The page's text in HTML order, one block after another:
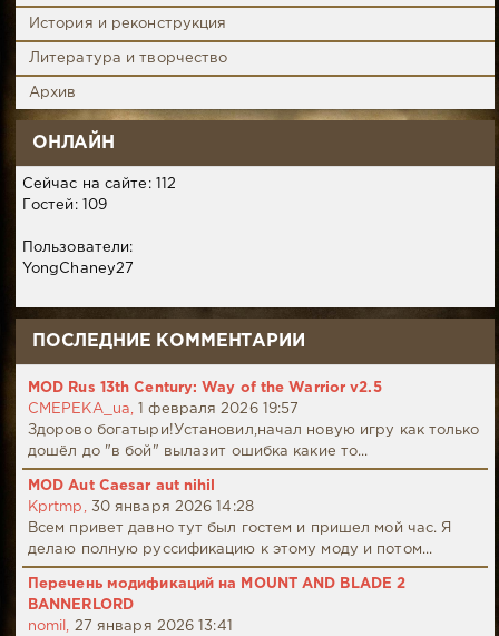
История и реконструкция
Литература и творчество
Архив
ОНЛАЙН
Сейчас на сайте: 112
Гостей: 109
Пользователи:
YongChaney27
ПОСЛЕДНИЕ КОММЕНТАРИИ
MOD Rus 13th Century: Way of the Warrior v2.5
CMEPEKA_ua,
1 февраля 2026 19:57
Здорово богатыри!Установил,начал новую игру как только
дошёл до "в бой" вылазит ошибка какие то...
MOD Aut Caesar aut nihil
Kprtmp,
30 января 2026 14:28
Всем привет давно тут был гостем и пришел мой час. Я
делаю полную руссификацию к этому моду и потом...
Перечень модификаций на MOUNT AND BLADE 2
BANNERLORD
nomil,
27 января 2026 13:41